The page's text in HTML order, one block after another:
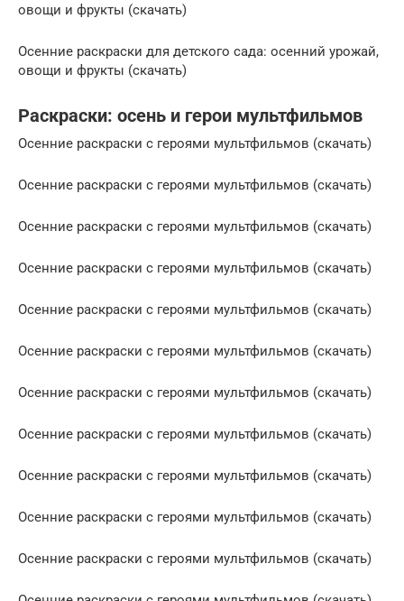
овощи и фрукты (скачать)
Осенние раскраски для детского сада: осенний урожай,
овощи и фрукты (скачать)
Раскраски: осень и герои мультфильмов
Осенние раскраски с героями мультфильмов (скачать)
Осенние раскраски с героями мультфильмов (скачать)
Осенние раскраски с героями мультфильмов (скачать)
Осенние раскраски с героями мультфильмов (скачать)
Осенние раскраски с героями мультфильмов (скачать)
Осенние раскраски с героями мультфильмов (скачать)
Осенние раскраски с героями мультфильмов (скачать)
Осенние раскраски с героями мультфильмов (скачать)
Осенние раскраски с героями мультфильмов (скачать)
Осенние раскраски с героями мультфильмов (скачать)
Осенние раскраски с героями мультфильмов (скачать)